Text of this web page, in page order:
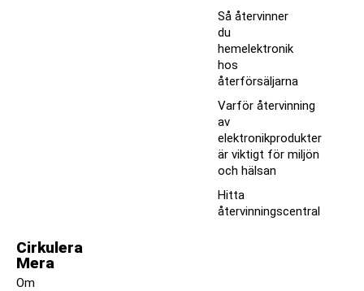
Så återvinner
du
hemelektronik
hos
återförsäljarna
Varför återvinning
av
elektronikprodukter
är viktigt för miljön
och hälsan
Hitta
återvinningscentral
Cirkulera
Mera
Om